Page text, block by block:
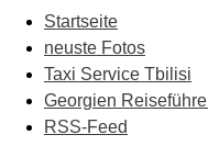
Startseite
neuste Fotos
Taxi Service Tbilisi
Georgien
RSS-Feed